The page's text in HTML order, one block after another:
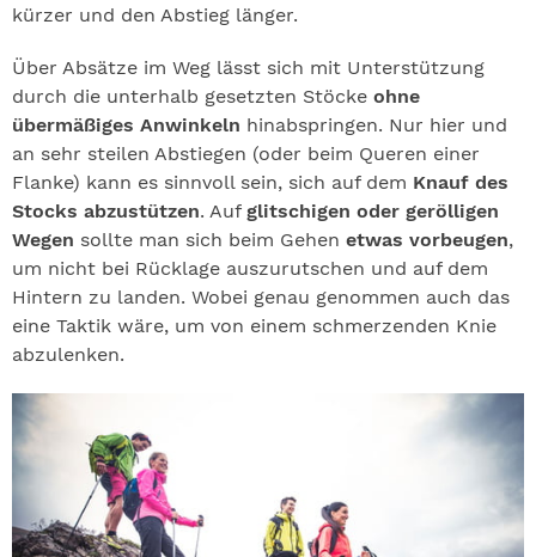
kürzer und den Abstieg länger.
Über Absätze im Weg lässt sich mit Unterstützung
durch die unterhalb gesetzten Stöcke ohne
übermäßiges Anwinkeln hinabspringen. Nur hier und
an sehr steilen Abstiegen (oder beim Queren einer
Flanke) kann es sinnvoll sein, sich auf dem Knauf des
Stocks abzustützen. Auf glitschigen oder gerölligen
Wegen sollte man sich beim Gehen etwas vorbeugen,
um nicht bei Rücklage auszurutschen und auf dem
Hintern zu landen. Wobei genau genommen auch das
eine Taktik wäre, um von einem schmerzenden Knie
abzulenken.